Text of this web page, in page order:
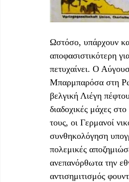
Ωστόσο, υπάρχουν
αποφασιστικότερη
πετυχαίνει. Ο
Μπαρμπαρόσα στη
βελγική Λιέγη
διαδοχικές μάχες
τους, οι Γερμανοί
συνθηκολόγηση
πολεμικές
ανεπανόρθωτα την
αντισημιτισμός